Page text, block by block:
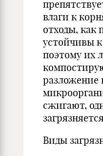
влаги к
отходы, как
устойчивы
поэтому их
сжигают,
Виды